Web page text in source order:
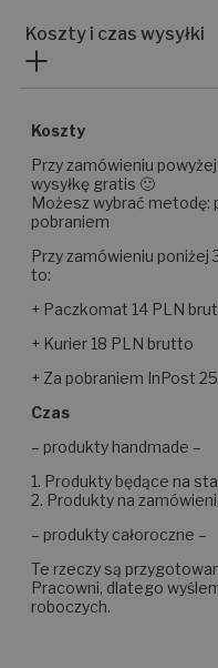
Koszty i czas wysyłki
Koszty
Przy zamówieniu
wysyłkę gratis 🙂
Możesz wybrać metodę:
pobraniem
Przy zamówieniu
to:
+ Paczkomat 14 PLN
+ Kurier 18 PLN brutto
+ Za pobraniem InPost
Czas
– produkty handmade –
1. Produkty będące na
2. Produkty na
– produkty całoroczne –
Te rzeczy są
Pracowni, dlatego
roboczych.